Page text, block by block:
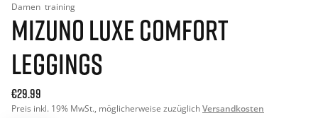
Damen training
MIZUNO LUXE COMFORT
LEGGINGS
€29.99
Preis inkl. 19% MwSt., möglicherweise zuzüglichVersandkosten